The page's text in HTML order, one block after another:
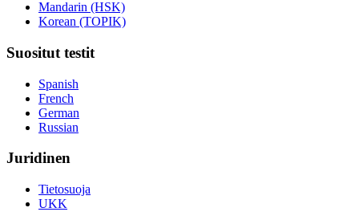
Mandarin (HSK)
Korean (TOPIK)
Suositut testit
Spanish
French
German
Russian
Juridinen
Tietosuoja
UKK